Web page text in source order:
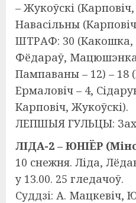
– Жукоўскі (Карповіч,
Навасільны
ШТРАФ: 30 (Какошка,
Фёдараў, Мацюшэнка
Пампаваны – 12) – 18
Ермаловіч – 4,
Карповіч, Жукоўскі).
ЛЕПШЫЯ ГУЛЬЦЫ:
ЛІДА-2 – ЮНІЁР
10 снежня. Ліда,
у 13.00. 25 гледачоў.
Суддзі: А. Мацкевіч,